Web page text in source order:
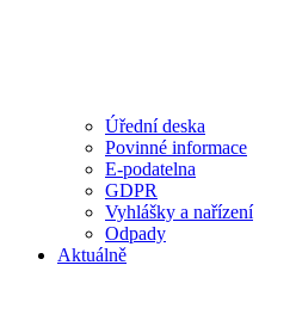
Úřední deska
Povinné informace
E-podatelna
GDPR
Vyhlášky a nařízení
Odpady
Aktuálně